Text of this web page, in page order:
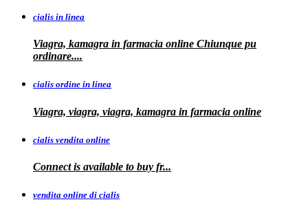
cialis in linea
Viagra, kamagra in farmacia online Chiunque pu
ordinare....
cialis ordine in linea
Viagra, viagra, viagra, kamagra in farmacia online
cialis vendita online
Connect is available to buy fr...
vendita online di cialis